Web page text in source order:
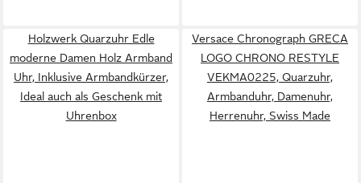
Holzwerk Quarzuhr Edle
moderne Damen Holz Armband
Uhr, Inklusive Armbandkürzer,
Ideal auch als Geschenk mit
Uhrenbox
Versace Chronograph GRECA
LOGO CHRONO RESTYLE
VEKMA0225, Quarzuhr,
Armbanduhr, Damenuhr,
Herrenuhr, Swiss Made